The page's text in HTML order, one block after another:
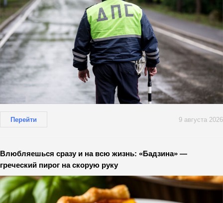
Перейти 9 августа 2026
Влюбляешься сразу и на всю жизнь: «Бадзина» —
греческий пирог на скорую руку